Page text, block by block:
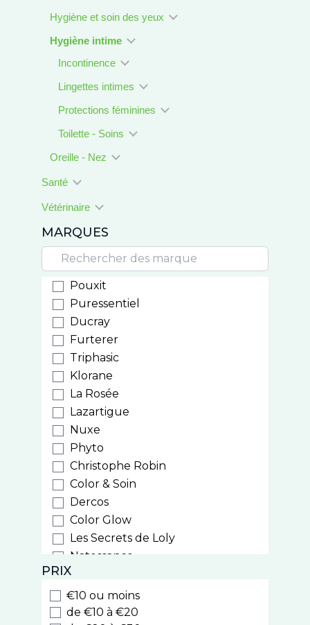
Hygiène et soin des yeux
Hygiène intime
Incontinence
Lingettes intimes
Protections féminines
Toilette - Soins
Oreille - Nez
Santé
Vétérinaire
MARQUES
Pouxit
Puressentiel
Ducray
Furterer
Triphasic
Klorane
La Rosée
Lazartigue
Nuxe
Phyto
Christophe Robin
Color & Soin
Dercos
Color Glow
Les Secrets de Loly
Natessance
Weleda
Biocyte
Luxeol
PRIX
€10 ou moins
de €10 à €20